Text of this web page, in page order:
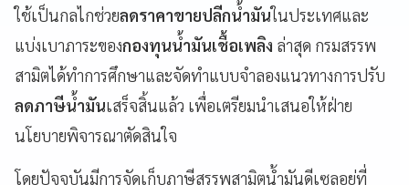
ใช้เป็นกลไกช่วยลดราคาขายปลีกน้ำมันในประเทศและ
แบ่งเบาภาระของกองทุนน้ำมันเชื้อเพลิง ล่าสุด กรมสรรพ
สามิตได้ทำการศึกษาและจัดทำแบบจำลองแนวทางการปรับ
ลดภาษีน้ำมันเสร็จสิ้นแล้ว เพื่อเตรียมนำเสนอให้ฝ่าย
นโยบายพิจารณาตัดสินใจ
โดยปัจจุบันมีการจัดเก็บภาษีสรรพสามิตน้ำมันดีเซลอยู่ที่